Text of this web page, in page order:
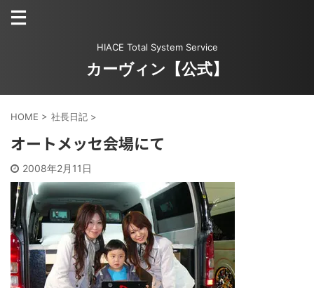
HIACE Total System Service
カーヴィン【公式】
HOME > 社長日記 >
オートメッセ会場にて
2008年2月11日